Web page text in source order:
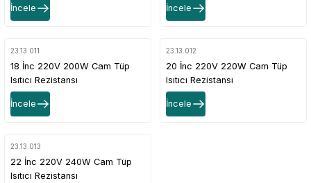
İncele İncele
23.13.011
18 İnc 220V 200W Cam Tüp
Isıtıcı Rezistansı
İncele
23.13.012
20 İnc 220V 220W Cam Tüp
Isıtıcı Rezistansı
İncele
23.13.013
22 İnc 220V 240W Cam Tüp
Isıtıcı Rezistansı